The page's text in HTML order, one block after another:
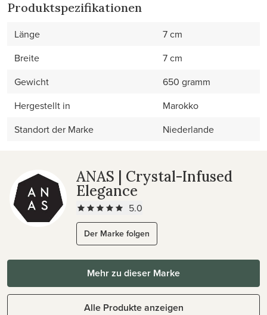
Produktspezifikationen
Länge
7 cm
Breite
7 cm
Gewicht
650 gramm
Hergestellt in
Marokko
Standort der Marke
Niederlande
ANAS | Crystal-Infused
Elegance
5.0
Der Marke folgen
Mehr zu dieser Marke
Alle Produkte anzeigen